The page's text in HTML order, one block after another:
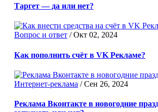
Таргет — да или нет?
Вопрос и ответ /Окт 02, 2024
Как пополнить счёт в VK Рекламе?
Интернет-реклама /Сен 26, 2024
Реклама Вконтакте в новогодние